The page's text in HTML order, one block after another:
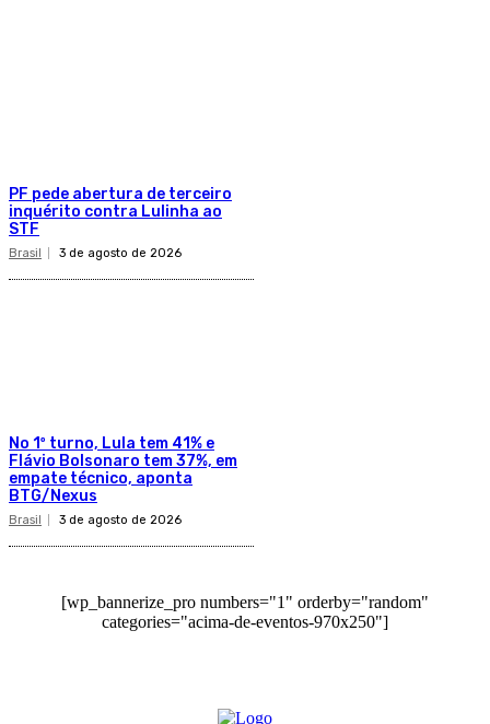
PF pede abertura de terceiro
inquérito contra Lulinha ao
STF
Brasil 3 de agosto de 2026
No 1º turno, Lula tem 41% e
Flávio Bolsonaro tem 37%, em
empate técnico, aponta
BTG/Nexus
Brasil 3 de agosto de 2026
[wp_bannerize_pro numbers="1" orderby="random"
categories="acima-de-eventos-970x250"]